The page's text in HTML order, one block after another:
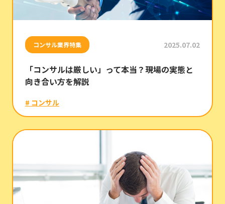
コンサル業界特集 2025.07.02
「コンサルは厳しい」って本当？現場の実態と
向き合い方を解説
# コンサル